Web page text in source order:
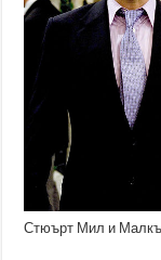
Стюърт Мил и